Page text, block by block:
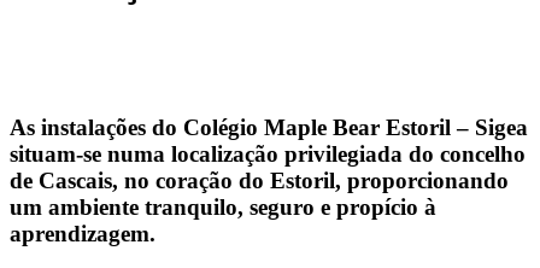
As instalações do Colégio Maple Bear Estoril – Sigea
situam-se numa localização privilegiada do concelho
de Cascais, no coração do Estoril, proporcionando
um ambiente tranquilo, seguro e propício à
aprendizagem.